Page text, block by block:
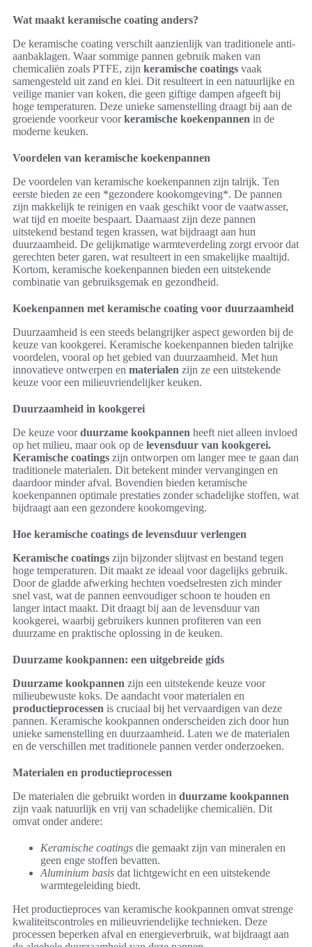
Wat maakt keramische coating anders?
De keramische coating verschilt aanzienlijk van traditionele anti-
aanbaklagen. Waar sommige pannen gebruik maken van
chemicaliën zoals PTFE, zijn keramische coatings vaak
samengesteld uit zand en klei. Dit resulteert in een natuurlijke en
veilige manier van koken, die geen giftige dampen afgeeft bij
hoge temperaturen. Deze unieke samenstelling draagt bij aan de
groeiende voorkeur voorkeramische koekenpannen in de
moderne keuken.
Voordelen van keramische koekenpannen
De voordelen van keramische koekenpannen zijn talrijk. Ten
eerste bieden ze een *gezondere kookomgeving*. De pannen
zijn makkelijk te reinigen en vaak geschikt voor de vaatwasser,
wat tijd en moeite bespaart. Daarnaast zijn deze pannen
uitstekend bestand tegen krassen, wat bijdraagt aan hun
duurzaamheid. De gelijkmatige warmteverdeling zorgt ervoor dat
gerechten beter garen, wat resulteert in een smakelijke maaltijd.
Kortom, keramische koekenpannen bieden een uitstekende
combinatie van gebruiksgemak en gezondheid.
Koekenpannen met keramische coating voor duurzaamheid
Duurzaamheid is een steeds belangrijker aspect geworden bij de
keuze van kookgerei. Keramische koekenpannen bieden talrijke
voordelen, vooral op het gebied van duurzaamheid. Met hun
innovatieve ontwerpen en materialen zijn ze een uitstekende
keuze voor een milieuvriendelijker keuken.
Duurzaamheid in kookgerei
De keuze voorduurzame kookpannen heeft niet alleen invloed
op het milieu, maar ook op de levensduur van kookgerei.
Keramische coatings zijn ontworpen om langer mee te gaan dan
traditionele materialen. Dit betekent minder vervangingen en
daardoor minder afval. Bovendien bieden keramische
koekenpannen optimale prestaties zonder schadelijke stoffen, wat
bijdraagt aan een gezondere kookomgeving.
Hoe keramische coatings de levensduur verlengen
Keramische coatings zijn bijzonder slijtvast en bestand tegen
hoge temperaturen. Dit maakt ze ideaal voor dagelijks gebruik.
Door de gladde afwerking hechten voedselresten zich minder
snel vast, wat de pannen eenvoudiger schoon te houden en
langer intact maakt. Dit draagt bij aan de levensduur van
kookgerei, waarbij gebruikers kunnen profiteren van een
duurzame en praktische oplossing in de keuken.
Duurzame kookpannen: een uitgebreide gids
Duurzame kookpannen zijn een uitstekende keuze voor
milieubewuste koks. De aandacht voor materialen en
productieprocessen is cruciaal bij het vervaardigen van deze
pannen. Keramische kookpannen onderscheiden zich door hun
unieke samenstelling en duurzaamheid. Laten we de materialen
en de verschillen met traditionele pannen verder onderzoeken.
Materialen en productieprocessen
De materialen die gebruikt worden in duurzame kookpannen
zijn vaak natuurlijk en vrij van schadelijke chemicaliën. Dit
omvat onder andere:
Keramische coatings die gemaakt zijn van mineralen en
geen enge stoffen bevatten.
Aluminium basis dat lichtgewicht en een uitstekende
warmtegeleiding biedt.
Het productieproces van keramische kookpannen omvat strenge
kwaliteitscontroles en milieuvriendelijke technieken. Deze
processen beperken afval en energieverbruik, wat bijdraagt aan